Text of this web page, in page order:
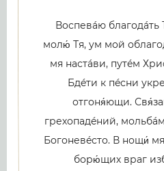
Воспевáю
молю́ Тя, ум мой
мя настáви, путéм
Бдéти к пéсни
отгоня́ющи.
грехопадéний,
Богоневéсто. В нощи́
борю́щих враг